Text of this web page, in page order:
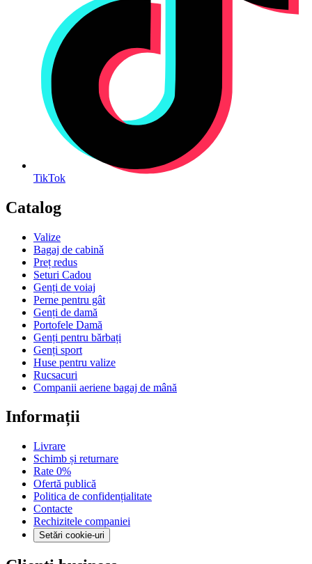
TikTok
Catalog
Valize
Bagaj de cabinǎ
Preț redus
Seturi Cadou
Genți de voiaj
Perne pentru gât
Genți de damă
Portofele Damă
Genți pentru bărbați
Genți sport
Huse pentru valize
Rucsacuri
Companii aeriene bagaj de mână
Informații
Livrare
Schimb și returnare
Rate 0%
Ofertă publică
Politica de confidențialitate
Contacte
Rechizitele companiei
Setări cookie-uri